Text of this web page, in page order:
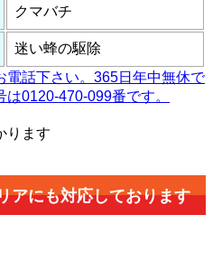
クマバチ
迷い蜂の駆除
ります
アにも対応しております